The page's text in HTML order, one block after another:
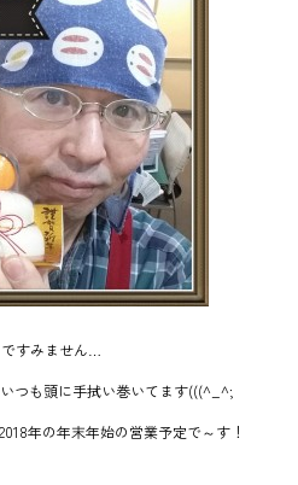
すみません…
つも頭に手拭い巻いてます(((^_^;
年の年末年始の営業予定で～す！